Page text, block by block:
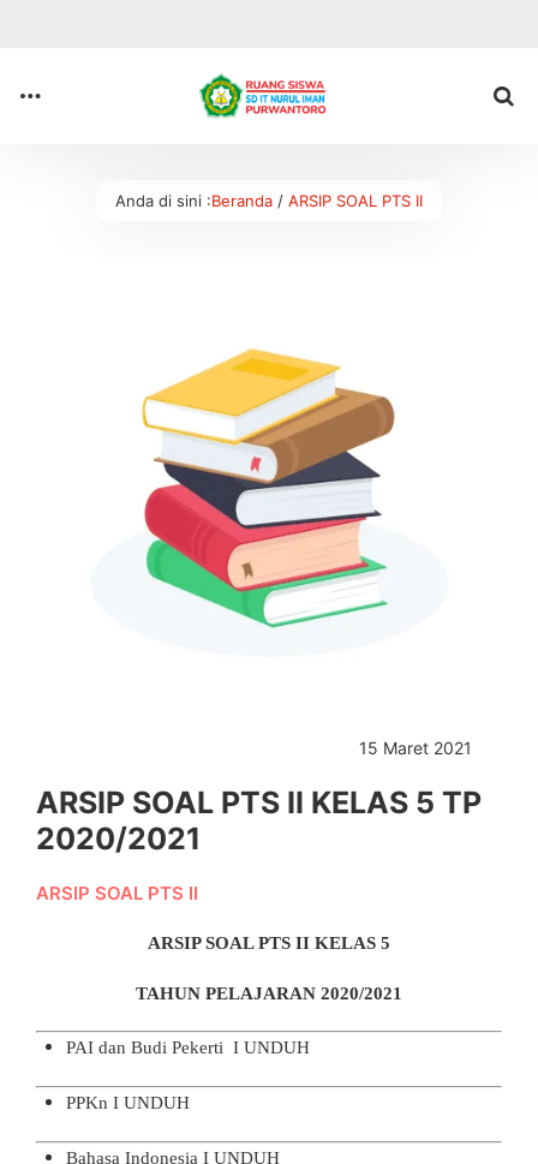
Anda di sini :Beranda / ARSIP SOAL PTS II
15 Maret 2021
ARSIP SOAL PTS II KELAS 5 TP
2020/2021
ARSIP SOAL PTS II
ARSIP SOAL PTS II KELAS 5
TAHUN PELAJARAN 2020/2021
PAI dan Budi Pekerti I UNDUH
PPKn I UNDUH
Bahasa Indonesia I UNDUH